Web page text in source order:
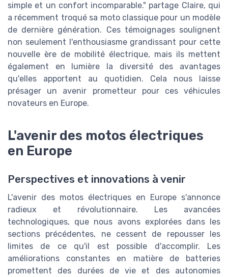
simple et un confort incomparable." partage Claire, qui
a récemment troqué sa moto classique pour un modèle
de dernière génération. Ces témoignages soulignent
non seulement l'enthousiasme grandissant pour cette
nouvelle ère de mobilité électrique, mais ils mettent
également en lumière la diversité des avantages
qu'elles apportent au quotidien. Cela nous laisse
présager un avenir prometteur pour ces véhicules
novateurs en Europe.
L'avenir des motos électriques
en Europe
Perspectives et innovations à venir
L'avenir des motos électriques en Europe s'annonce
radieux et révolutionnaire. Les avancées
technologiques, que nous avons explorées dans les
sections précédentes, ne cessent de repousser les
limites de ce qu'il est possible d'accomplir. Les
améliorations constantes en matière de batteries
promettent des durées de vie et des autonomies